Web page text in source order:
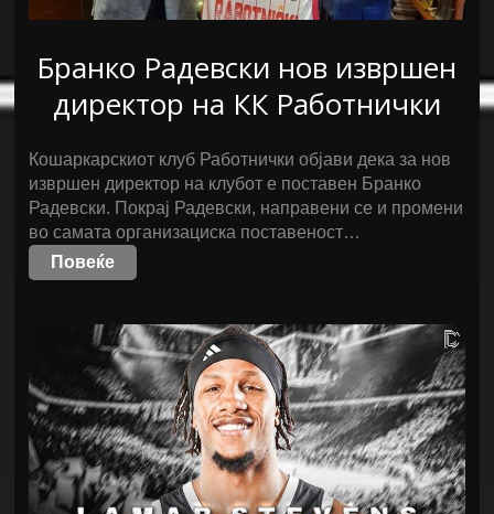
Бранко Радевски нов извршен
директор на КК Работнички
Кошаркарскиот клуб Работнички објави дека за нов
извршен директор на клубот е поставен Бранко
Радевски. Покрај Радевски, направени се и промени
во самата организациска поставеност…
Повеќе